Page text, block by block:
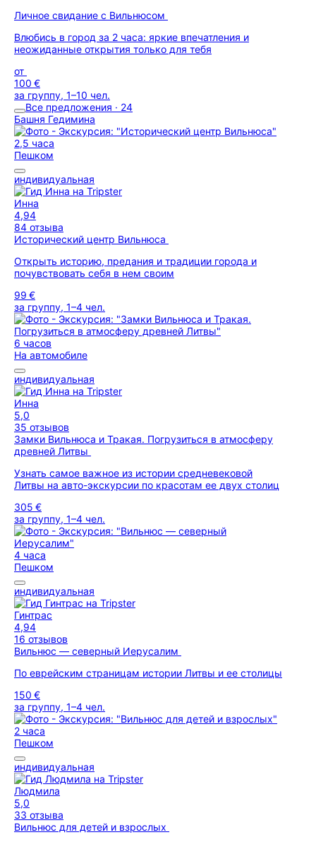
Личное свидание с Вильнюсом
Влюбись в город за 2 часа: яркие впечатления и
неожиданные открытия только для тебя
от
100 €
за группу, 1–10 чел.
Все предложения · 24
Башня Гедимина
2,5 часа
Пешком
индивидуальная
Инна
4,94
84 отзыва
Исторический центр Вильнюса
Открыть историю, предания и традиции города и
почувствовать себя в нем своим
99 €
за группу, 1–4 чел.
6 часов
На автомобиле
индивидуальная
Инна
5,0
35 отзывов
Замки Вильнюса и Тракая. Погрузиться в атмосферу
древней Литвы
Узнать самое важное из истории средневековой
Литвы на авто-экскурсии по красотам ее двух столиц
305 €
за группу, 1–4 чел.
4 часа
Пешком
индивидуальная
Гинтрас
4,94
16 отзывов
Вильнюс — северный Иерусалим
По еврейским страницам истории Литвы и ее столицы
150 €
за группу, 1–4 чел.
2 часа
Пешком
индивидуальная
Людмила
5,0
33 отзыва
Вильнюс для детей и взрослых